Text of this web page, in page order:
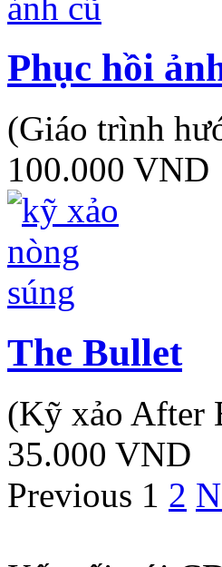
Phục hồi
(Giáo trình
100.000 VND
The Bullet
(Kỹ xảo After
35.000 VND
Previous 1 2